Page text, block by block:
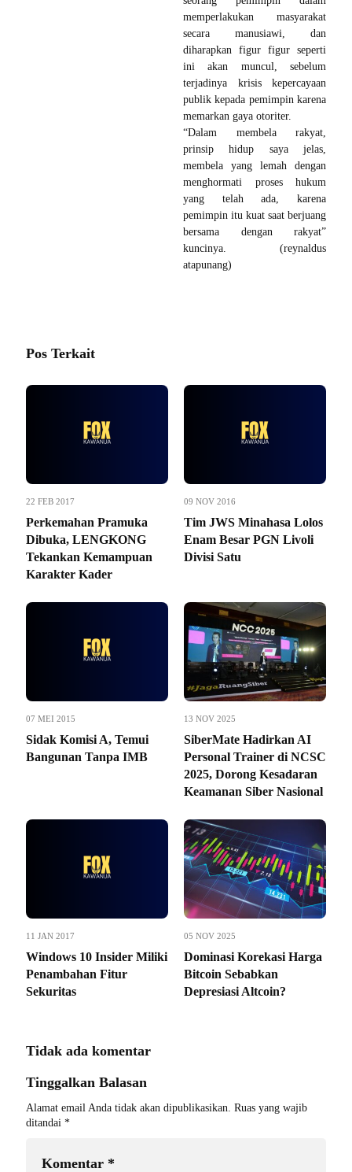
memperlakukan masyarakat
secara manusiawi, dan
diharapkan figur figur seperti
ini akan muncul, sebelum
terjadinya krisis kepercayaan
publik kepada pemimpin karena
memarkan gaya otoriter.
“Dalam membela rakyat,
prinsip hidup saya jelas,
membela yang lemah dengan
menghormati proses hukum
yang telah ada, karena
pemimpin itu kuat saat berjuang
bersama dengan rakyat”
kuncinya. (reynaldus
atapunang)
Pos Terkait
22 FEB 2017
Perkemahan Pramuka
Dibuka, LENGKONG
Tekankan Kemampuan
Karakter Kader
09 NOV 2016
Tim JWS Minahasa Lolos
Enam Besar PGN Livoli
Divisi Satu
07 MEI 2015
Sidak Komisi A, Temui
Bangunan Tanpa IMB
13 NOV 2025
SiberMate Hadirkan AI
Personal Trainer di NCSC
2025, Dorong Kesadaran
Keamanan Siber Nasional
11 JAN 2017
Windows 10 Insider Miliki
Penambahan Fitur
Sekuritas
05 NOV 2025
Dominasi Korekasi Harga
Bitcoin Sebabkan
Depresiasi Altcoin?
Tidak ada komentar
Tinggalkan Balasan
Alamat email Anda tidak akan dipublikasikan. Ruas yang wajib
ditandai *
Komentar *